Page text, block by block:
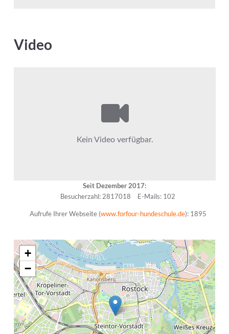
Video
Seit Dezember 2017:
Besucherzahl: 2817018
E-Mails: 102
Aufrufe Ihrer Webseite (www.forfour-hundeschule.de): 1895
+
−